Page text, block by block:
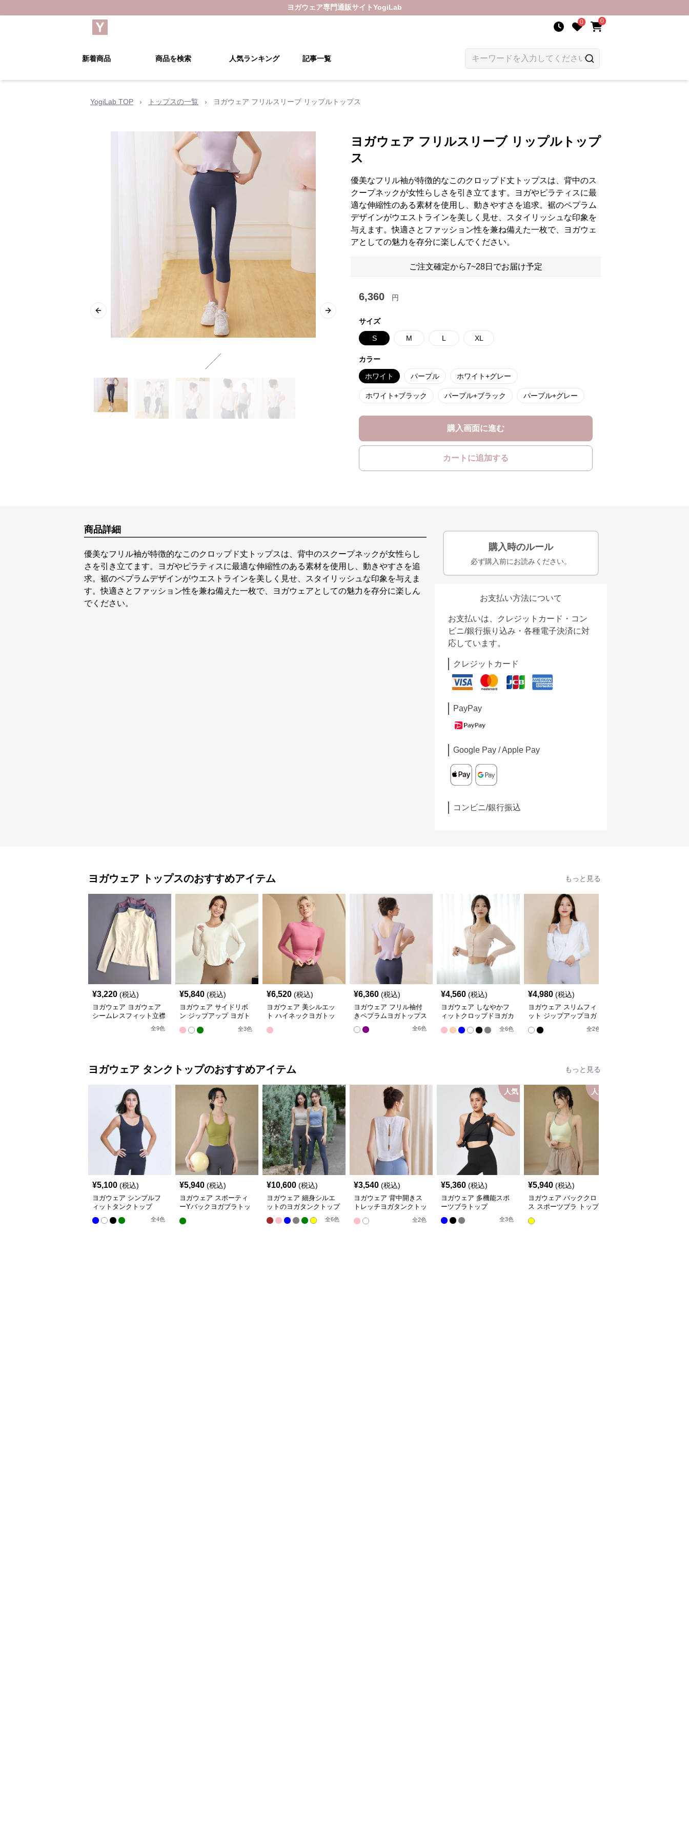
ヨガウェア専門通販サイトYogiLab
0 0
新着商品 商品を検索 人気ランキング 記事一覧
YogiLab TOP › トップスの一覧 › ヨガウェア フリルスリーブ リップルトップス
Previous slide Next slide
ヨガウェア フリルスリーブ リップルトップ
ス
優美なフリル袖が特徴的なこのクロップド丈トップスは、背中のス
クープネックが女性らしさを引き立てます。ヨガやピラティスに最
適な伸縮性のある素材を使用し、動きやすさを追求。裾のペプラム
デザインがウエストラインを美しく見せ、スタイリッシュな印象を
与えます。快適さとファッション性を兼ね備えた一枚で、ヨガウェ
アとしての魅力を存分に楽しんでください。
ご注文確定から7~28日でお届け予定
6,360 円
サイズ
S M L XL
カラー
ホワイト パープル ホワイト+グレー
ホワイト+ブラック パープル+ブラック パープル+グレー
購入画面に進む
カートに追加する
商品詳細
優美なフリル袖が特徴的なこのクロップド丈トップスは、背中のスクープネックが女性らし
さを引き立てます。ヨガやピラティスに最適な伸縮性のある素材を使用し、動きやすさを追
求。裾のペプラムデザインがウエストラインを美しく見せ、スタイリッシュな印象を与えま
す。快適さとファッション性を兼ね備えた一枚で、ヨガウェアとしての魅力を存分に楽しん
でください。
購入時のルール
必ず購入前にお読みください。
お支払い方法について
お支払いは、クレジットカード・コン
ビニ/銀行振り込み・各種電子決済に対
応しています。
クレジットカード
PayPay
Google Pay / Apple Pay
コンビニ/銀行振込
ヨガウェア トップスのおすすめアイテム もっと見る
¥3,220 (税込)
ヨガウェア ヨガウェア
シームレスフィット立襟
全9色
¥5,840 (税込)
ヨガウェア サイドリボ
ン ジップアップ ヨガト
全3色
¥6,520 (税込)
ヨガウェア 美シルエッ
ト ハイネックヨガトッ
¥6,360 (税込)
ヨガウェア フリル袖付
きペプラムヨガトップス
全6色
¥4,560 (税込)
ヨガウェア しなやかフ
ィットクロップドヨガカ
全6色
¥4,980 (税込)
ヨガウェア スリムフィ
ット ジップアップヨガ
全2色
ヨガウェア タンクトップのおすすめアイテム もっと見る
¥5,100 (税込)
ヨガウェア シンプルフ
ィットタンクトップ
全4色
¥5,940 (税込)
ヨガウェア スポーティ
ーYバックヨガブラトッ
¥10,600 (税込)
ヨガウェア 細身シルエ
ットのヨガタンクトップ
全6色
¥3,540 (税込)
ヨガウェア 背中開きス
トレッチヨガタンクトッ
全2色
人気
¥5,360 (税込)
ヨガウェア 多機能スポ
ーツブラトップ
全3色
人気
¥5,940 (税込)
ヨガウェア バッククロ
ス スポーツブラ トップ